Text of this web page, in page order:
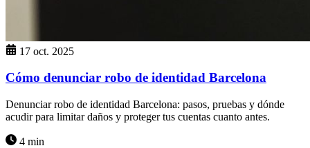
17 oct. 2025
Cómo denunciar robo de identidad Barcelona
Denunciar robo de identidad Barcelona: pasos, pruebas y dónde
acudir para limitar daños y proteger tus cuentas cuanto antes.
4 min